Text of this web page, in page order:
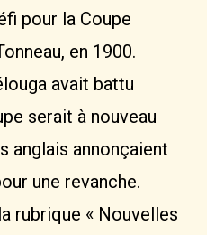
pour la Coupe
en 1900.
avait battu
serait à nouveau
anglais annonçaient
une revanche.
rubrique « Nouvelles